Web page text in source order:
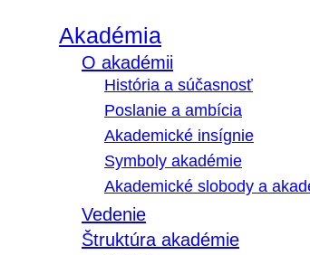
Akadémia
O akadémii
História a súčasnosť
Poslanie a ambícia
Akademické insígnie
Symboly akadémie
Akademické slobody a
Vedenie
Štruktúra akadémie